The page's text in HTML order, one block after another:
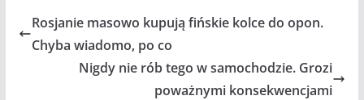
Rosjanie masowo kupują fińskie kolce do opon.
Chyba wiadomo, po co
Nigdy nie rób tego w samochodzie. Grozi
poważnymi konsekwencjami